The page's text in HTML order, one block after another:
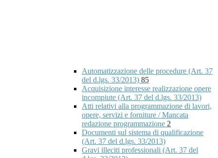
Automatizzazione delle procedure (Art. 37
del d.lgs. 33/2013) 85
Acquisizione interesse realizzazione opere
incompiute (Art. 37 del d.lgs. 33/2013)
Atti relativi alla programmazione di lavori,
opere, servizi e forniture / Mancata
redazione programmazione 2
Documenti sul sistema di qualificazione
(Art. 37 del d.lgs. 33/2013)
Gravi illeciti professionali (Art. 37 del